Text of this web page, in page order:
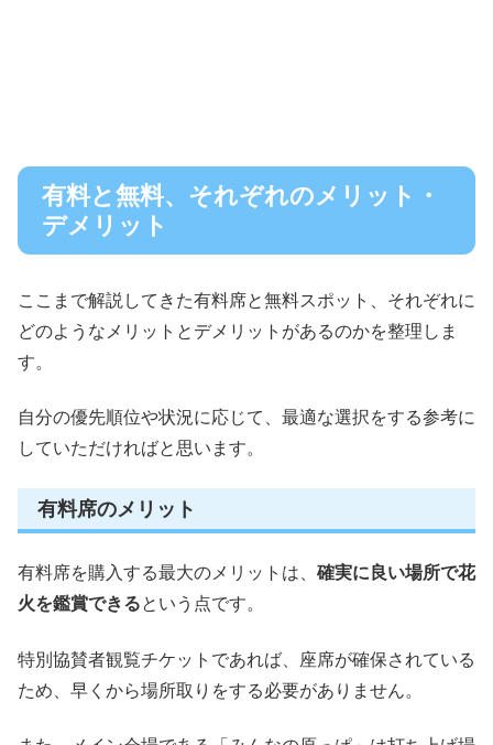
有料と無料、それぞれのメリット・
デメリット
ここまで解説してきた有料席と無料スポット、それぞれに
どのようなメリットとデメリットがあるのかを整理しま
す。
自分の優先順位や状況に応じて、最適な選択をする参考に
していただければと思います。
有料席のメリット
有料席を購入する最大のメリットは、 確実に良い場所で花
火を鑑賞できるという点です。
特別協賛者観覧チケットであれば、座席が確保されている
ため、早くから場所取りをする必要がありません。